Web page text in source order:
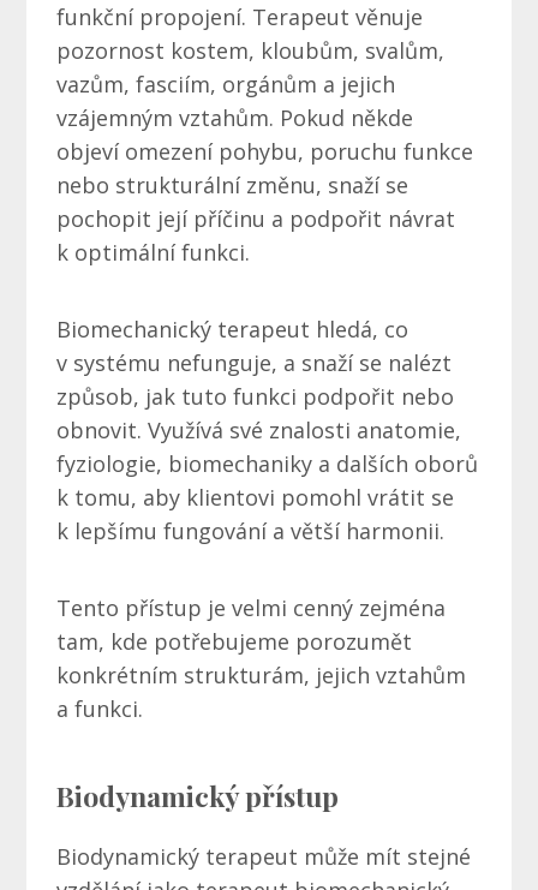
funkční propojení. Terapeut věnuje
pozornost kostem, kloubům, svalům,
vazům, fasciím, orgánům a jejich
vzájemným vztahům. Pokud někde
objeví omezení pohybu, poruchu funkce
nebo strukturální změnu, snaží se
pochopit její příčinu a podpořit návrat
k optimální funkci.
Biomechanický terapeut hledá, co
v systému nefunguje, a snaží se nalézt
způsob, jak tuto funkci podpořit nebo
obnovit. Využívá své znalosti anatomie,
fyziologie, biomechaniky a dalších oborů
k tomu, aby klientovi pomohl vrátit se
k lepšímu fungování a větší harmonii.
Tento přístup je velmi cenný zejména
tam, kde potřebujeme porozumět
konkrétním strukturám, jejich vztahům
a funkci.
Biodynamický přístup
Biodynamický terapeut může mít stejné